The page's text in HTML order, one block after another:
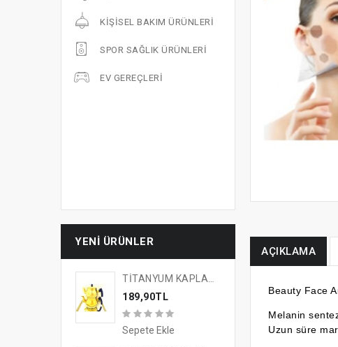
KIŞISEL BAKIM ÜRÜNLERI
SPOR SAĞLIK ÜRÜNLERI
EV GEREÇLERI
YENI ÜRÜNLER
TİTANYUM KAPLAMA GOLD TASARIM ÇAYKEYFİ ÇAYDANLIK
189,90TL
Sepete Ekle
AÇIKLAMA
Beauty Face
Melanin
Uzun süre